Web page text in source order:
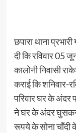
छपारा थाना
दी कि रविवार 05
कालोनी निवासी
कराई कि शनिवार-
परिवार घर के अंदर
ने घर के अंदर
रूपये के सोना चाँदी